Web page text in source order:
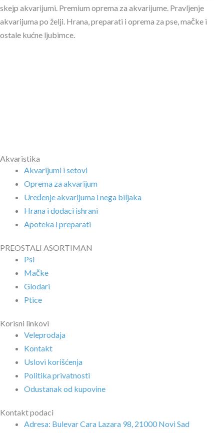
skejp akvarijumi. Premium oprema za akvarijume. Pravljenje
akvarijuma po želji. Hrana, preparati i oprema za pse, mačke i
ostale kućne ljubimce.
Akvaristika
Akvarijumi i setovi
Oprema za akvarijum
Uređenje akvarijuma i nega biljaka
Hrana i dodaci ishrani
Apoteka i preparati
PREOSTALI ASORTIMAN
Psi
Mačke
Glodari
Ptice
Korisni linkovi
Veleprodaja
Kontakt
Uslovi korišćenja
Politika privatnosti
Odustanak od kupovine
Kontakt podaci
Adresa: Bulevar Cara Lazara 98, 21000 Novi Sad